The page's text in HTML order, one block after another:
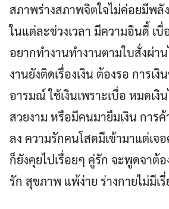
สภาพร่างสภาพจิตใจไม่ค่อยมีพ
ในแต่ละช่วงเวลา มีความอินดี้ เบื่
อยากทำงานทำงานตามใบสั่งผ่า
งานยังติดเรื่องเงิน ต้องรอ การเ
อารมณ์ ใช้เงินเพราะเบื่อ หมดเงิ
สวยงาม หรือมีคนมายืมเงิน การ
ลง ความรักคนโสดมีเข้ามาแต่เจ
ก็ยังคุยไปเรื่อยๆ คู่รัก จะพูดจาต้
รัก สุขภาพ แพ้ง่าย ร่างกายไม่มีเรี่